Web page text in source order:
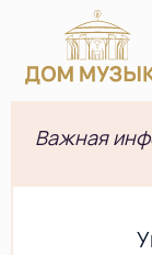
Важная